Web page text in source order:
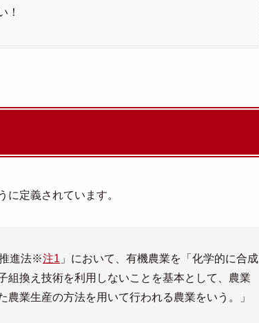
！
定義されています。
進法※注1 」において、有機農業を「化学的に合成
組換え技術を利用しないことを基本として、農業
業生産の方法を用いて行われる農業をいう。」